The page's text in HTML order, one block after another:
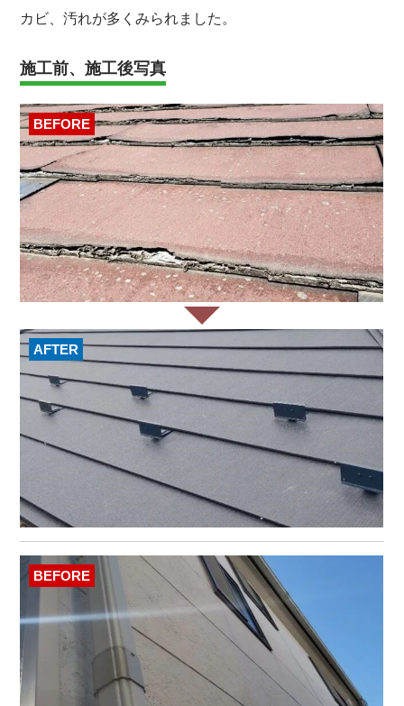
カビ、汚れが多くみられました。
施工前、施工後写真
BEFORE
AFTER
BEFORE